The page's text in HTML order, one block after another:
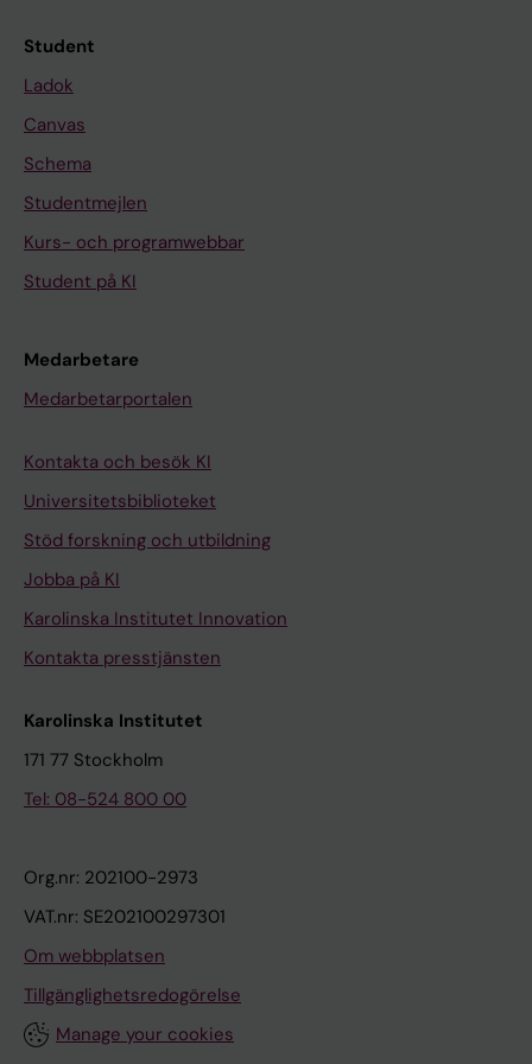
Student
Ladok
Canvas
Schema
Studentmejlen
Kurs- och programwebbar
Student på KI
Medarbetare
Medarbetarportalen
Kontakta och besök KI
Universitetsbiblioteket
Stöd forskning och utbildning
Jobba på KI
Karolinska Institutet Innovation
Kontakta presstjänsten
Karolinska Institutet
171 77 Stockholm
Tel: 08-524 800 00
Org.nr: 202100-2973
VAT.nr: SE202100297301
Om webbplatsen
Tillgänglighetsredogörelse
Manage your cookies